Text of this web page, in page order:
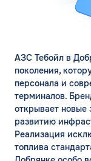
АЗС Тебойл в
поколения,
персонала и
терминалов.
открывает новые
развитию
Реализация
топлива